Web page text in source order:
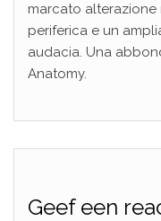
marcato alterazione
periferica e un
audacia. Una
Anatomy.
Geef een